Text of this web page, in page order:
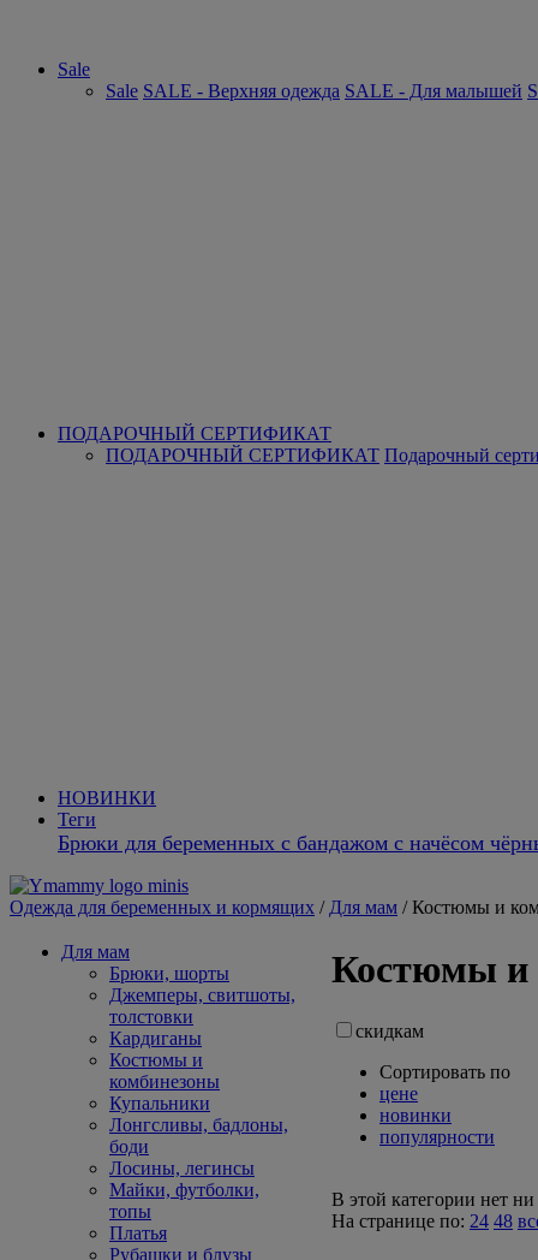
Sale
Sale SALE - Верхняя одежда SALE - Для малышей
ПОДАРОЧНЫЙ СЕРТИФИКАТ
ПОДАРОЧНЫЙ СЕРТИФИКАТ Подарочный
НОВИНКИ
Теги
Брюки для беременных с бандажом с начёсом
Одежда для беременных и кормящих / Для мам / Костюмы и
Для мам
Брюки, шорты
Джемперы, свитшоты,
толстовки
Кардиганы
Костюмы и
комбинезоны
Купальники
Лонгсливы, бадлоны,
боди
Лосины, легинсы
Майки, футболки,
топы
Платья
Рубашки и блузы
Костюмы и
скидкам
Сортировать по
цене
новинки
популярности
В этой категории нет ни
На странице по: 24 48